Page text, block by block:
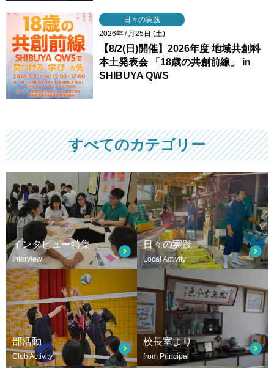
日々の実践
2026年7月25日 (土)
【8/2(日)開催】2026年度 地域共創科
本土発表会 「18歳の共創前線」 in
SHIBUYA QWS
すべてのカテゴリー
インタビュー特集
Interview
日々の実践
Local Activity
部活動
Club Activity
校長室より
from Principal